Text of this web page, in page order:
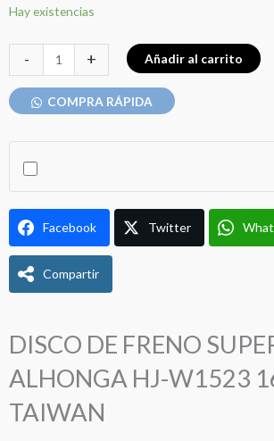
precio
original
era:
S/ 60.00.
actual
es:
S/ 55.00.
Hay existencias
-
DISCO
SUPERLIGHT
ALHONGA
W1523
160MM
TAIWAN
cantidad
+ Añadir al carrito
COMPRA RÁPIDA
Facebook Twitter
Compartir
DISCO DE FRENO
ALHONGA HJ-W1523
TAIWAN